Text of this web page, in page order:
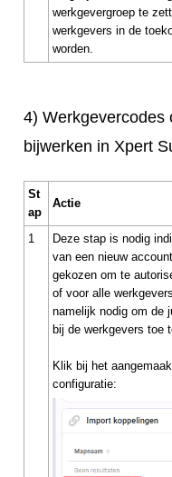
werkgevergroep te
werkgevers in de
worden.
4) Werkgevercodes
bijwerken in Xpert
St
ap
Actie
1
Deze stap is nodig
van een nieuw
gekozen om te
of voor alle
namelijk nodig om de
bij de werkgevers toe
Klik bij het
configuratie: